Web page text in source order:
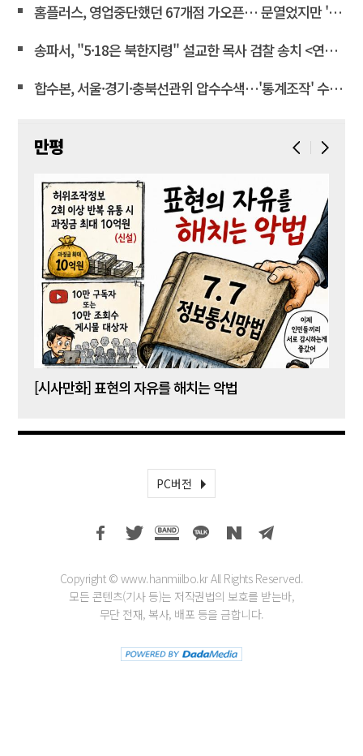
홈플러스, 영업중단했던 67개점 가오픈… 문열었지만 '텅빈 매대'
송파서, "5·18은 북한지령" 설교한 목사 검찰 송치 <연합뉴스>
합수본, 서울·경기·충북선관위 압수수색…'통계조작' 수사확대
만평
[시사만화] 표현의 자유를 해치는 악법
PC버전
Copyright © www.hanmiilbo.kr All Rights Reserved.
모든 콘텐츠(기사 등)는 저작권법의 보호를 받는바,
무단 전재, 복사, 배포 등을 금합니다.